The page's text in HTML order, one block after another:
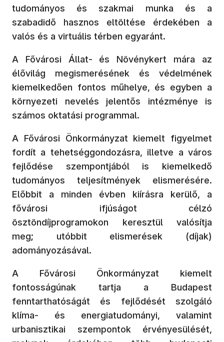
tudományos és szakmai munka és a
szabadidő hasznos eltöltése érdekében a
valós és a virtuális térben egyaránt.
A Fővárosi Állat- és Növénykert mára az
élővilág megismerésének és védelmének
kiemelkedően fontos műhelye, és egyben a
környezeti nevelés jelentős intézménye is
számos oktatási programmal.
A Fővárosi Önkormányzat kiemelt figyelmet
fordít a tehetséggondozásra, illetve a város
fejlődése szempontjából is kiemelkedő
tudományos teljesítmények elismerésére.
Előbbit a minden évben kiírásra kerülő, a
fővárosi ifjúságot célzó
ösztöndíjprogramokon keresztül valósítja
meg; utóbbit elismerések (díjak)
adományozásával.
A Fővárosi Önkormányzat kiemelt
fontosságúnak tartja a Budapest
fenntarthatóságát és fejlődését szolgáló
klíma- és energiatudományi, valamint
urbanisztikai szempontok érvényesülését,